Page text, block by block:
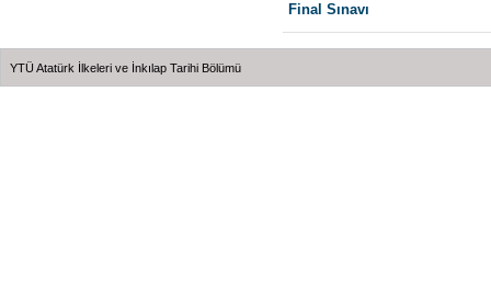
Final Sınavı
YTÜ Atatürk İlkeleri ve İnkılap Tarihi Bölümü